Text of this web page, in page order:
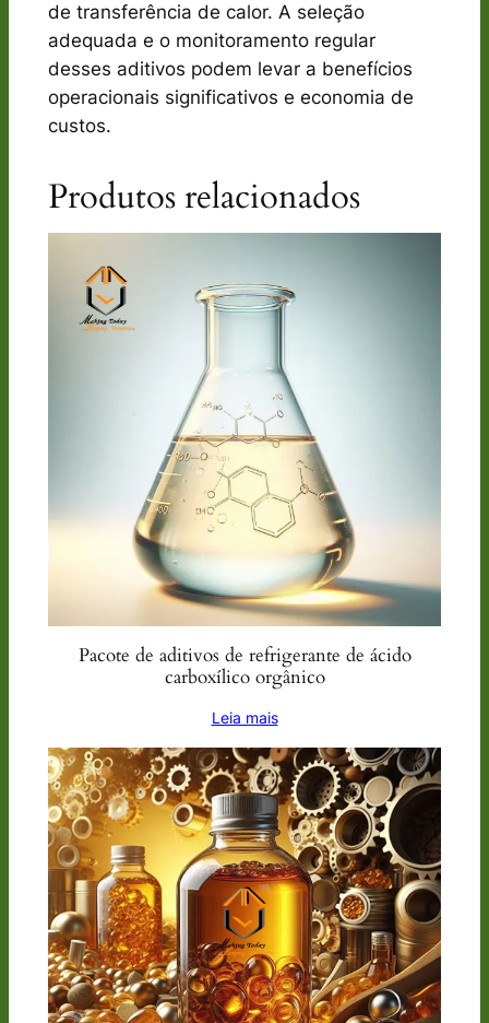
de transferência de calor. A seleção
adequada e o monitoramento regular
desses aditivos podem levar a benefícios
operacionais significativos e economia de
custos.
Produtos relacionados
Pacote de aditivos de refrigerante de ácido
carboxílico orgânico
Leia mais